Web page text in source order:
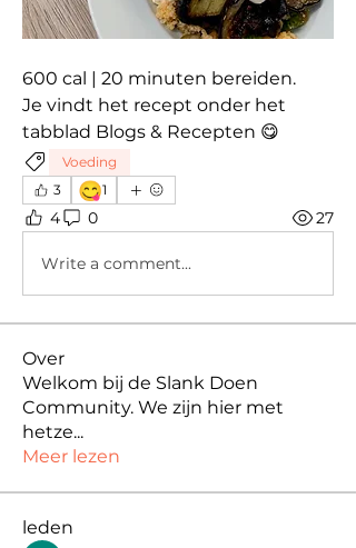
600 cal | 20 minuten bereiden.
Je vindt het recept onder het
tabblad Blogs & Recepten 😋
Voeding
3
😋1
4 0 27
Write a comment...
Over
Welkom bij de Slank Doen
Community. We zijn hier met
hetze...
Meer lezen
leden